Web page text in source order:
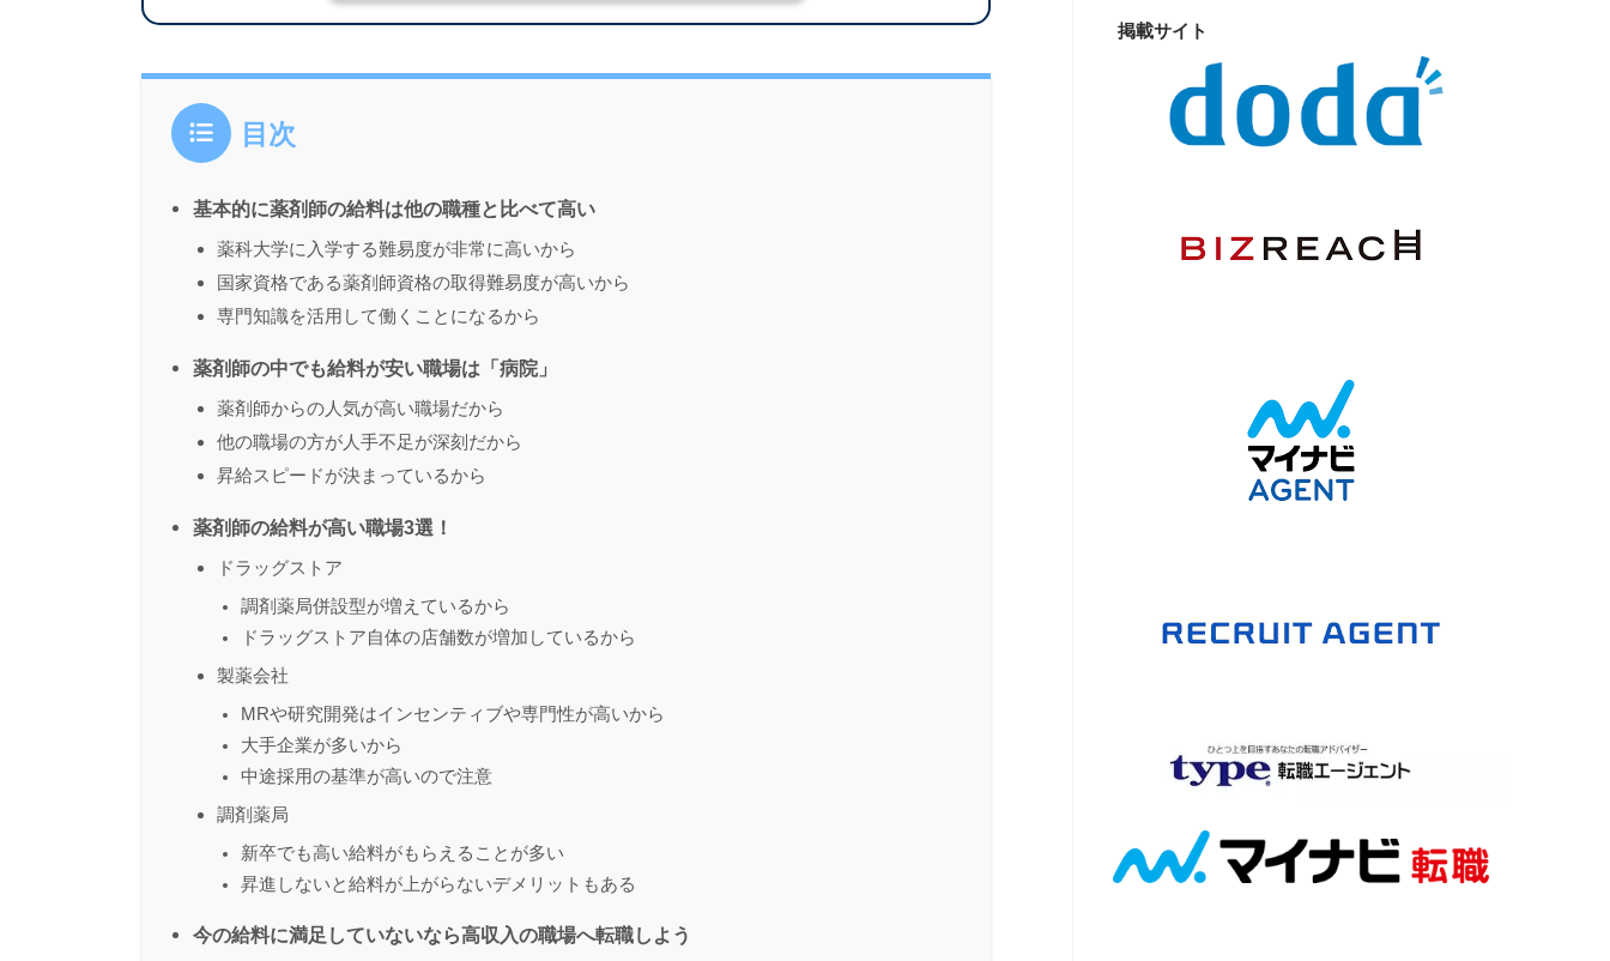
目次
基本的に薬剤師の給料は他の職種と比べて高い
薬科大学に入学する難易度が非常に高いから
国家資格である薬剤師資格の取得難易度が高いから
専門知識を活用して働くことになるから
薬剤師の中でも給料が安い職場は「病院」
薬剤師からの人気が高い職場だから
他の職場の方が人手不足が深刻だから
昇給スピードが決まっているから
薬剤師の給料が高い職場3選！
ドラッグストア
調剤薬局併設型が増えているから
ドラッグストア自体の店舗数が増加しているから
製薬会社
MRや研究開発はインセンティブや専門性が高いから
大手企業が多いから
中途採用の基準が高いので注意
調剤薬局
新卒でも高い給料がもらえることが多い
昇進しないと給料が上がらないデメリットもある
今の給料に満足していないなら高収入の職場へ転職しよう
掲載サイト